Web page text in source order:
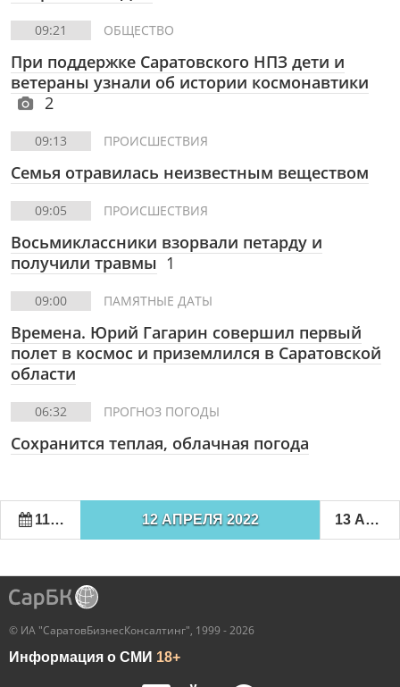
09:21 ОБЩЕСТВО
При поддержке Саратовского НПЗ дети и
ветераны узнали об истории космонавтики
2
09:13 ПРОИСШЕСТВИЯ
Семья отравилась неизвестным веществом
09:05 ПРОИСШЕСТВИЯ
Восьмиклассники взорвали петарду и
получили травмы 1
09:00 ПАМЯТНЫЕ ДАТЫ
Времена. Юрий Гагарин совершил первый
полет в космос и приземлился в Саратовской
области
06:32 ПРОГНОЗ ПОГОДЫ
Сохранится теплая, облачная погода
11 АПРЕЛЯ 2022 12 АПРЕЛЯ 2022 13 АПРЕЛЯ 2022
© ИА "СаратовБизнесКонсалтинг", 1999 - 2026
Информация о СМИ 18+